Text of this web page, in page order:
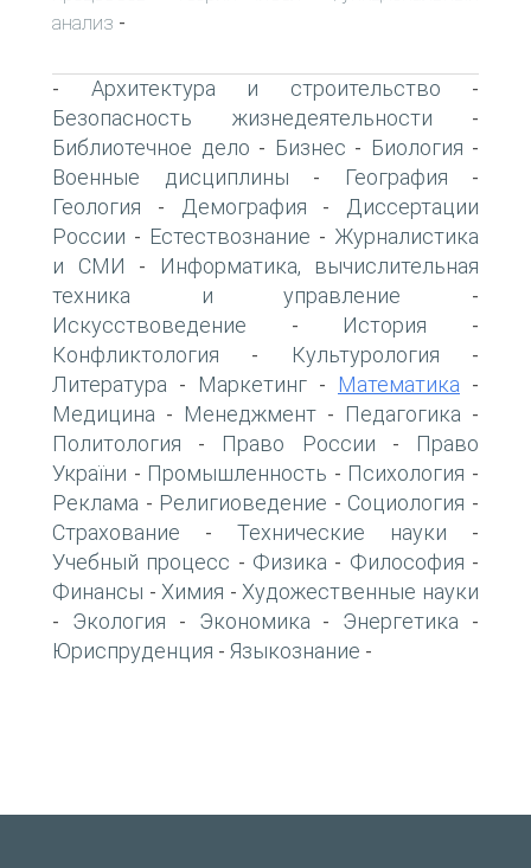
анализ -
- Архитектура и строительство -
Безопасность жизнедеятельности -
Библиотечное дело - Бизнес - Биология -
Военные дисциплины - География -
Геология - Демография -
Диссертации
России - Естествознание - Журналистика
и СМИ -
Информатика, вычислительная
техника и управление -
Искусствоведение - История -
Конфликтология - Культурология -
Литература - Маркетинг - Математика -
Медицина - Менеджмент - Педагогика -
Политология - Право России -
Право
України - Промышленность - Психология -
Реклама - Религиоведение - Социология -
Страхование - Технические науки -
Учебный процесс - Физика - Философия -
Финансы - Химия - Художественные науки
- Экология - Экономика - Энергетика -
Юриспруденция - Языкознание -